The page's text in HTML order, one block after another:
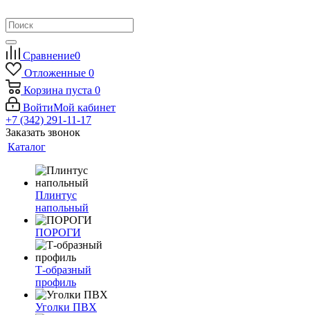
Сравнение0
Отложенные 0
Корзина пуста 0
ВойтиМой кабинет
+7 (342) 291-11-17
Заказать звонок
Каталог
Плинтус
напольный
ПОРОГИ
Т-образный
профиль
Уголки ПВХ